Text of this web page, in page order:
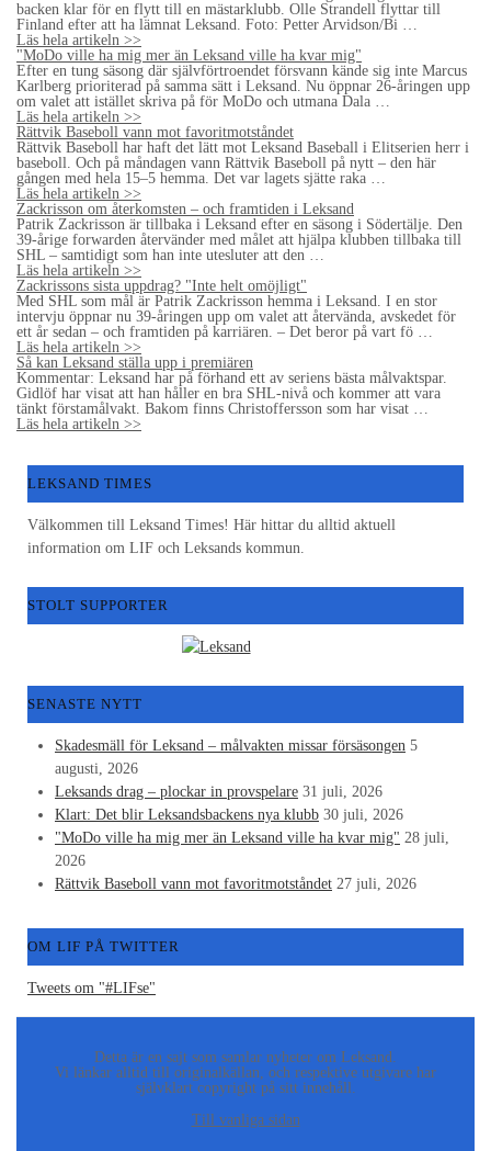
backen klar för en flytt till en mästarklubb. Olle Strandell flyttar till
Finland efter att ha lämnat Leksand. Foto: Petter Arvidson/Bi …
Läs hela artikeln >>
"MoDo ville ha mig mer än Leksand ville ha kvar mig"
Efter en tung säsong där självförtroendet försvann kände sig inte Marcus
Karlberg prioriterad på samma sätt i Leksand. Nu öppnar 26-åringen upp
om valet att istället skriva på för MoDo och utmana Dala …
Läs hela artikeln >>
Rättvik Baseboll vann mot favoritmotståndet
Rättvik Baseboll har haft det lätt mot Leksand Baseball i Elitserien herr i
baseboll. Och på måndagen vann Rättvik Baseboll på nytt – den här
gången med hela 15–5 hemma. Det var lagets sjätte raka …
Läs hela artikeln >>
Zackrisson om återkomsten – och framtiden i Leksand
Patrik Zackrisson är tillbaka i Leksand efter en säsong i Södertälje. Den
39-årige forwarden återvänder med målet att hjälpa klubben tillbaka till
SHL – samtidigt som han inte utesluter att den …
Läs hela artikeln >>
Zackrissons sista uppdrag? "Inte helt omöjligt"
Med SHL som mål är Patrik Zackrisson hemma i Leksand. I en stor
intervju öppnar nu 39-åringen upp om valet att återvända, avskedet för
ett år sedan – och framtiden på karriären. – Det beror på vart fö …
Läs hela artikeln >>
Så kan Leksand ställa upp i premiären
Kommentar: Leksand har på förhand ett av seriens bästa målvaktspar.
Gidlöf har visat att han håller en bra SHL-nivå och kommer att vara
tänkt förstamålvakt. Bakom finns Christoffersson som har visat …
Läs hela artikeln >>
LEKSAND TIMES
Välkommen till Leksand Times! Här hittar du alltid aktuell
information om LIF och Leksands kommun.
STOLT SUPPORTER
SENASTE NYTT
Skadesmäll för Leksand – målvakten missar försäsongen 5
augusti, 2026
Leksands drag – plockar in provspelare 31 juli, 2026
Klart: Det blir Leksandsbackens nya klubb 30 juli, 2026
"MoDo ville ha mig mer än Leksand ville ha kvar mig" 28 juli,
2026
Rättvik Baseboll vann mot favoritmotståndet 27 juli, 2026
OM LIF PÅ TWITTER
Tweets om "#LIFse"
Detta är en sajt som samlar nyheter om Leksand.
Vi länkar alltid till originalkällan, och respektive utgivare har
självklart copyright på sitt innehåll.
Till vanliga sidan